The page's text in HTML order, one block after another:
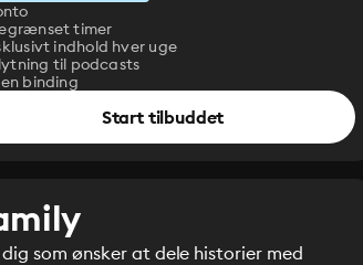
timer
indhold hver uge
til podcasts
binding
Start tilbuddet
som ønsker at dele historier med